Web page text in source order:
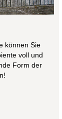
kön­nen Sie
voll und
Form der